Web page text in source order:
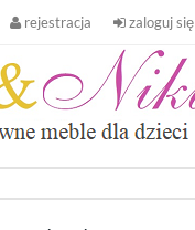
rejestracja zaloguj się